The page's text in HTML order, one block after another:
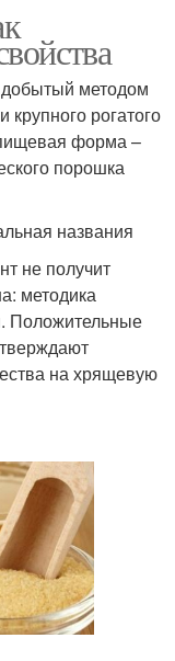
методом
рогатого
форма –
порошка
названия
не получит
методика
Положительные
на хрящевую